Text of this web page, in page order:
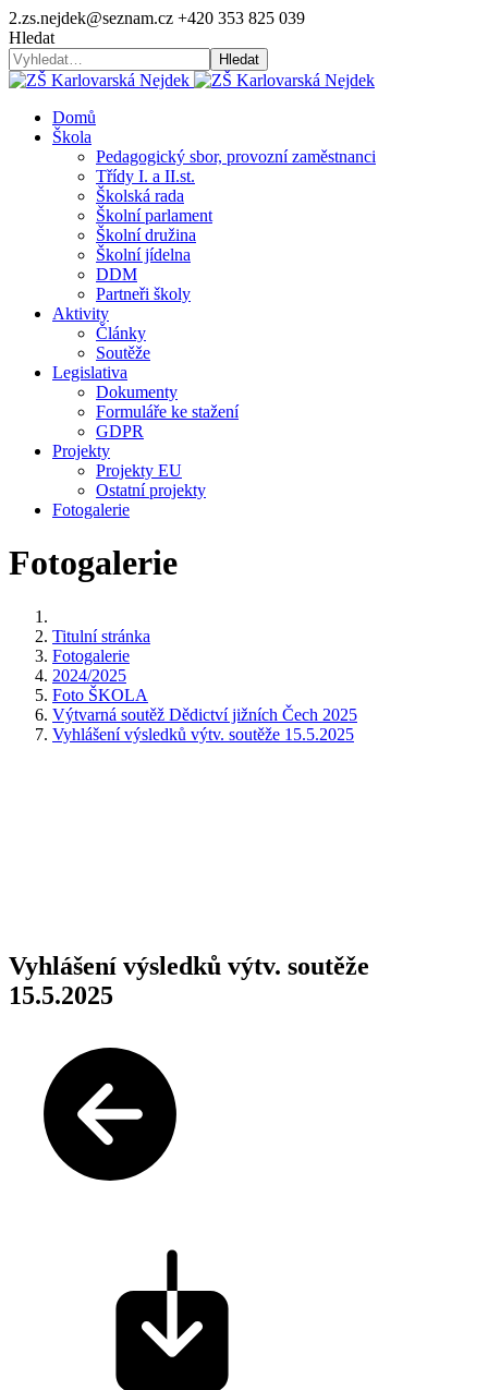
2.zs.nejdek@seznam.cz +420 353 825 039
Hledat
Hledat
Domů
Škola
Pedagogický sbor, provozní zaměstnanci
Třídy I. a II.st.
Školská rada
Školní parlament
Školní družina
Školní jídelna
DDM
Partneři školy
Aktivity
Články
Soutěže
Legislativa
Dokumenty
Formuláře ke stažení
GDPR
Projekty
Projekty EU
Ostatní projekty
Fotogalerie
Fotogalerie
Titulní stránka
Fotogalerie
2024/2025
Foto ŠKOLA
Výtvarná soutěž Dědictví jižních Čech 2025
Vyhlášení výsledků výtv. soutěže 15.5.2025
Vyhlášení výsledků výtv. soutěže
15.5.2025